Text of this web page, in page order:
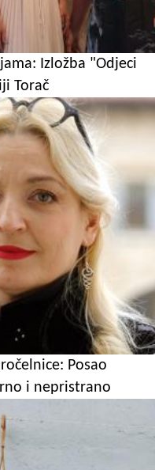
Izložba "Odjeci
Torač
Posao
i nepristrano